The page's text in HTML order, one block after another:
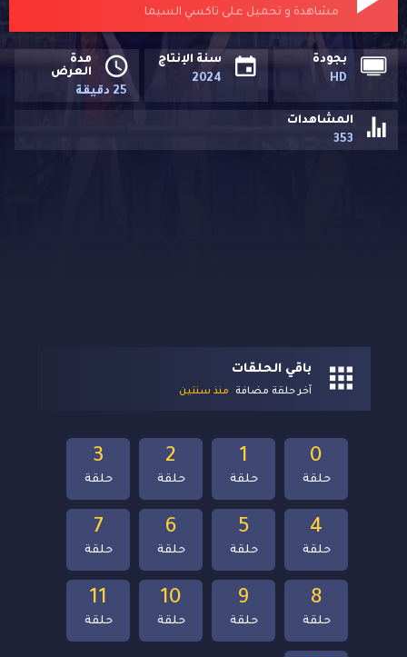
مشاهدة و تحميل على تاكسي السيما
بجودة
HD
سنة الإنتاج
2024
مدة
العرض
25 دقيقة
المشاهدات
353
باقي الحلقات
آخر حلقة مضافة منذ سنتين
11
حلقة
10
حلقة
9
حلقة
8
حلقة
7
حلقة
6
حلقة
5
حلقة
4
حلقة
3
حلقة
2
حلقة
1
حلقة
0
حلقة